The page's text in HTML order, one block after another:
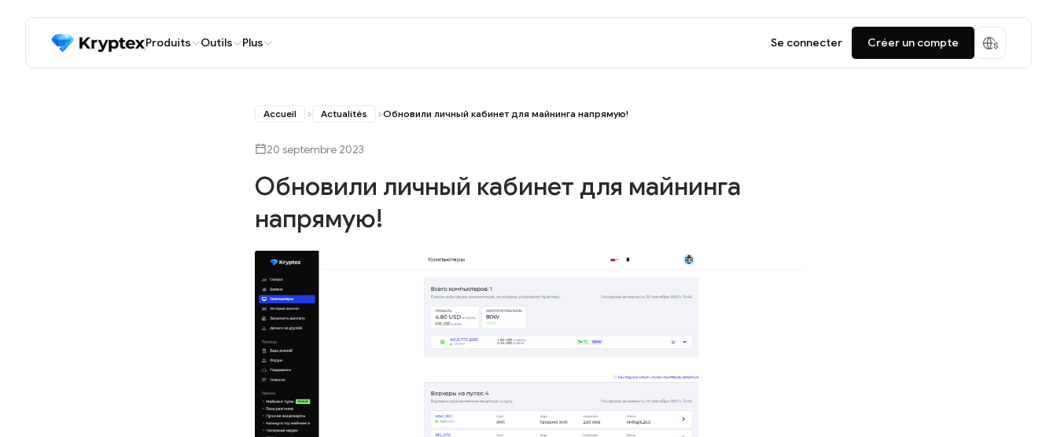
Produits Outils Plus Se connecter Créer un compte
Accueil Actualités Обновили личный кабинет для майнинга напрямую!
20 septembre 2023
Обновили личный кабинет для майнинга
напрямую!